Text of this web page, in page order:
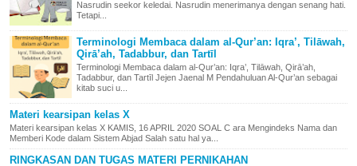
Nasrudin seekor keledai. Nasrudin menerimanya dengan senang hati.
Tetapi...
Terminologi Membaca dalam al-Qur’an: Iqra’, Tilāwah,
Qirā’ah, Tadabbur, dan Tartīl
Terminologi Membaca dalam al-Qur’an: Iqra’, Tilāwah, Qirā’ah,
Tadabbur, dan Tartīl Jejen Jaenal M Pendahuluan Al-Qur’an sebagai
kitab suci u...
Materi kearsipan kelas X
Materi kearsipan kelas X KAMIS, 16 APRIL 2020 SOAL C ara Mengindeks Nama dan
Memberi Kode dalam Sistem Abjad Salah satu hal ya...
RINGKASAN DAN TUGAS MATERI PERNIKAHAN